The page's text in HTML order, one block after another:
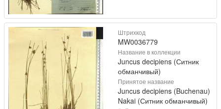
Штрихкод
MW0036779
Название в коллекции
Juncus decipiens (Ситник
обманчивый)
Принятое название
Juncus decipiens (Buchenau)
Nakai (Ситник обманчивый)